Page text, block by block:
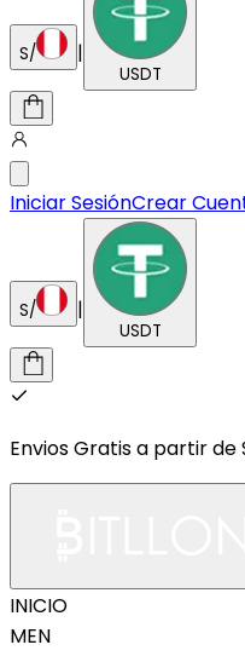
S/ |
USDT
Iniciar SesiónCrear
S/ |
USDT
Envios Gratis a partir de
INICIO
MEN